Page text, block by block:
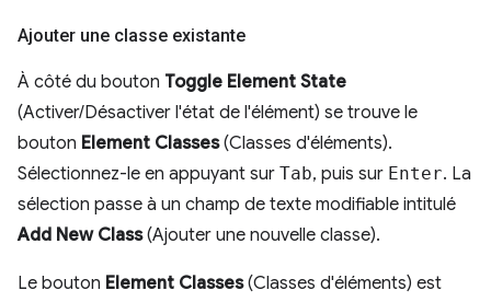
Ajouter une classe existante
À côté du bouton Toggle Element State
(Activer/Désactiver l'état de l'élément) se trouve le
bouton Element Classes(Classes d'éléments).
Sélectionnez-le en appuyant sur Tab, puis sur Enter. La
sélection passe à un champ de texte modifiable intitulé
Add New Class(Ajouter une nouvelle classe).
Le bouton Element Classes(Classes d'éléments) est